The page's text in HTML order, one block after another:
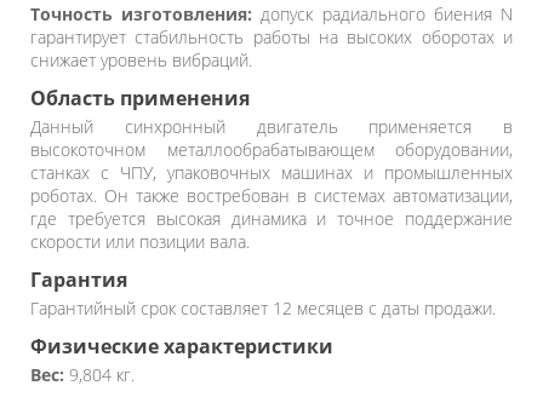
Точность изготовления: допуск радиального биения N
гарантирует стабильность работы на высоких оборотах и
снижает уровень вибраций.
Область применения
Данный синхронный двигатель применяется в
высокоточном металлообрабатывающем оборудовании,
станках с ЧПУ, упаковочных машинах и промышленных
роботах. Он также востребован в системах автоматизации,
где требуется высокая динамика и точное поддержание
скорости или позиции вала.
Гарантия
Гарантийный срок составляет 12 месяцев с даты продажи.
Физические характеристики
Вес: 9,804 кг.